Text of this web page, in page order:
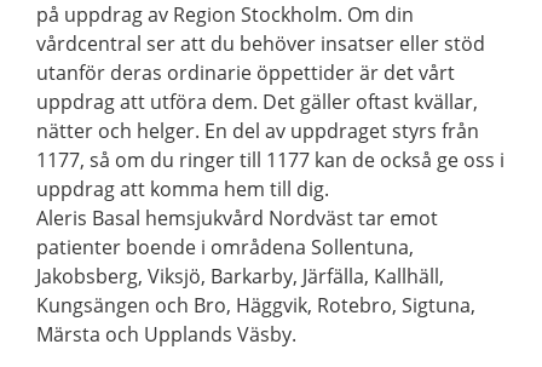
på uppdrag av Region Stockholm. Om din
vårdcentral ser att du behöver insatser eller stöd
utanför deras ordinarie öppettider är det vårt
uppdrag att utföra dem. Det gäller oftast kvällar,
nätter och helger. En del av uppdraget styrs från
1177, så om du ringer till 1177 kan de också ge oss i
uppdrag att komma hem till dig.
Aleris Basal hemsjukvård Nordväst tar emot
patienter boende i områdena Sollentuna,
Jakobsberg, Viksjö, Barkarby, Järfälla, Kallhäll,
Kungsängen och Bro, Häggvik, Rotebro, Sigtuna,
Märsta och Upplands Väsby.